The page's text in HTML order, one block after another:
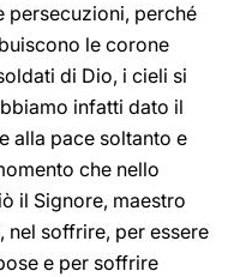
persecuzioni, perché
le corone
di Dio, i cieli si
infatti dato il
alla pace soltanto e
che nello
il Signore, maestro
soffrire, per essere
e per soffrire